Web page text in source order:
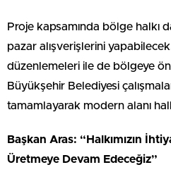
Proje kapsamında bölge halkı
pazar alışverişlerini
düzenlemeleri ile de bölgeye
Büyükşehir Belediyesi
tamamlayarak modern alanı
Başkan Aras: “Halkımızın
Üretmeye Devam Edeceğiz”